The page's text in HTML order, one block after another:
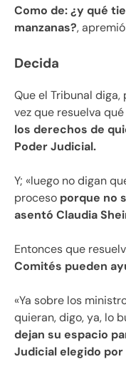
Como de: ¿y qué
manzanas?,
Decida
Que el Tribunal
vez que resuelva qué
los derechos de
Poder Judicial.
Y; «luego no digan
proceso porque no
asentó Claudia
Entonces que
Comités pueden
«Ya sobre los
quieran, digo, ya, lo
dejan su espacio
Judicial elegido por